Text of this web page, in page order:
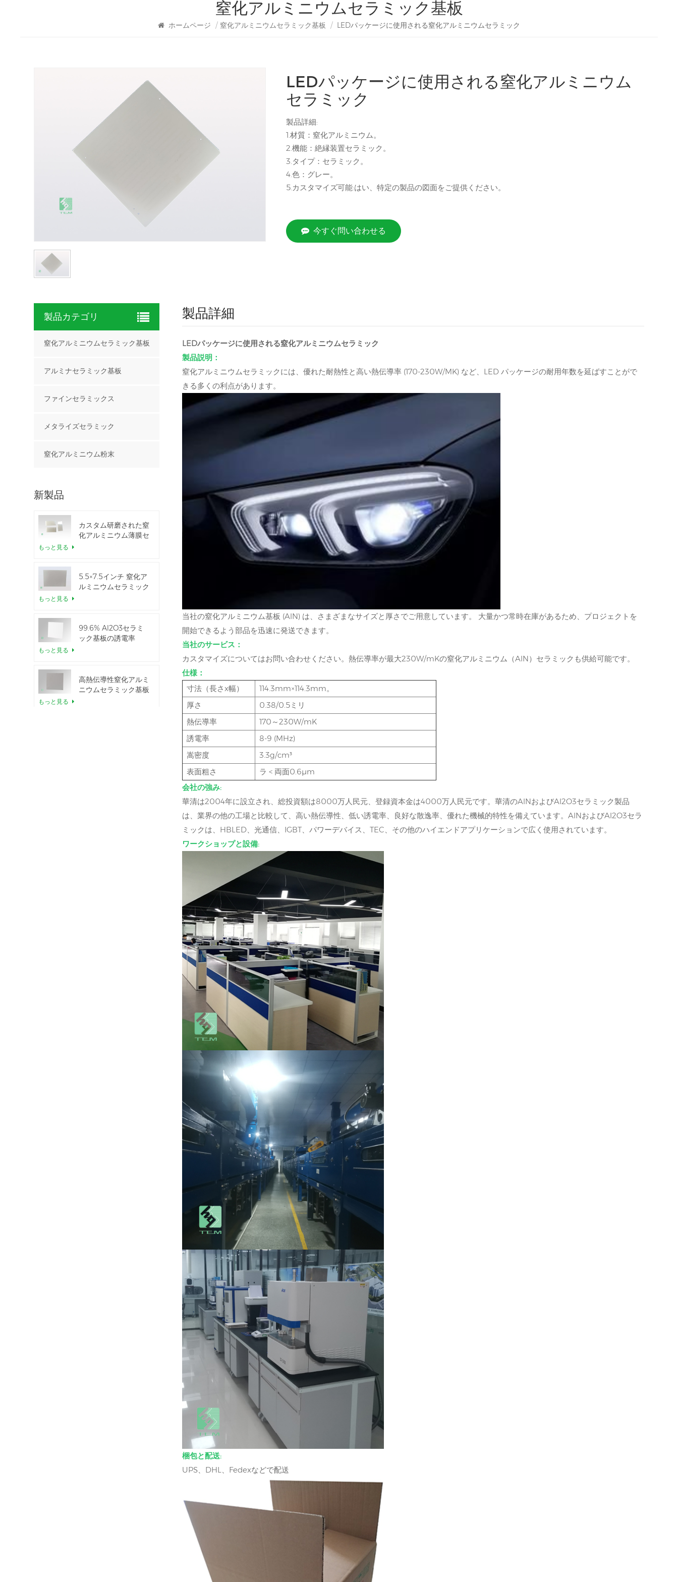
窒化アルミニウムセラミック基板
ホームページ / 窒化アルミニウムセラミック基板 / LEDパッケージに使用される窒化アルミニウムセラミック
LEDパッケージに使用される窒化アルミニウム
セラミック
製品詳細:
1.材質：窒化アルミニウム。
2.機能：絶縁装置セラミック。
3.タイプ：セラミック。
4.色：グレー。
5.カスタマイズ可能:はい、特定の製品の図面をご提供ください。
今すぐ問い合わせる
製品詳細
LEDパッケージに使用される窒化アルミニウムセラミック
製品説明：
窒化アルミニウムセラミックには、優れた耐熱性と高い熱伝導率 (170-230W/MK) など、LED パッケージの耐用年数を延ばすことがで
きる多くの利点があります。
当社の窒化アルミニウム基板 (AlN) は、さまざまなサイズと厚さでご用意しています。 大量かつ常時在庫があるため、プロジェクトを
開始できるよう部品を迅速に発送できます。
当社のサービス：
カスタマイズについてはお問い合わせください。熱伝導率が最大230W/mKの窒化アルミニウム（AlN）セラミックも供給可能です。
仕様：
寸法（長さx幅）
114.3mm×114.3mm。
厚さ
0.38/0.5ミリ
熱伝導率
170～230W/mK
誘電率
8-9 (MHz)
嵩密度
3.3g/cm³
表面粗さ
ラ < 両面0.6μm
会社の強み:
華清は2004年に設立され、総投資額は8000万人民元、登録資本金は4000万人民元です。華清のAlNおよびAl2O3セラミック製品
は、業界の他の工場と比較して、高い熱伝導性、低い誘電率、良好な散逸率、優れた機械的特性を備えています。AlNおよびAl2O3セラ
ミックは、HBLED、光通信、IGBT、パワーデバイス、TEC、その他のハイエンドアプリケーションで広く使用されています。
ワークショップと設備:
梱包と配送:
UPS、DHL、Fedexなどで配送
製品カテゴリ
窒化アルミニウムセラミック基板
アルミナセラミック基板
ファインセラミックス
メタライズセラミック
窒化アルミニウム粉末
新製品
カスタム研磨された窒
化アルミニウム薄膜セ
もっと見る
5.5×7.5インチ 窒化ア
ルミニウムセラミック
もっと見る
99.6% Al2O3セラミ
ック基板の誘電率
もっと見る
高熱伝導性窒化アルミ
ニウムセラミック基板
もっと見る